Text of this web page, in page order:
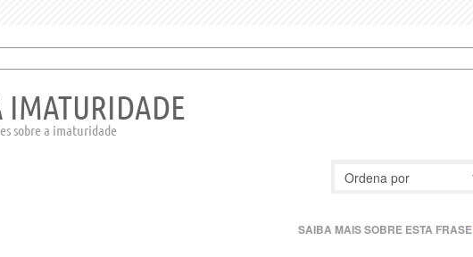
IMATURIDADE
sobre a imaturidade
SAIBA MAIS SOBRE ESTA FRASE